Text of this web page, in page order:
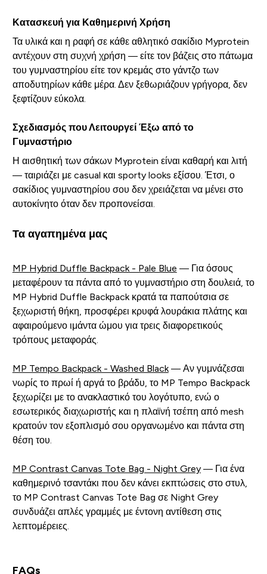
Κατασκευή για Καθημερινή Χρήση
Τα υλικά και η ραφή σε κάθε αθλητικό σακίδιο Myprotein
αντέχουν στη συχνή χρήση — είτε τον βάζεις στο πάτωμα
του γυμναστηρίου είτε τον κρεμάς στο γάντζο των
αποδυτηρίων κάθε μέρα. Δεν ξεθωριάζουν γρήγορα, δεν
ξεφτίζουν εύκολα.
Σχεδιασμός που Λειτουργεί Έξω από το
Γυμναστήριο
Η αισθητική των σάκων Myprotein είναι καθαρή και λιτή
— ταιριάζει με casual και sporty looks εξίσου. Έτσι, ο
σακίδιος γυμναστηρίου σου δεν χρειάζεται να μένει στο
αυτοκίνητο όταν δεν προπονείσαι.
Τα αγαπημένα μας
MP Hybrid Duffle Backpack - Pale Blue — Για όσους
μεταφέρουν τα πάντα από το γυμναστήριο στη δουλειά, το
MP Hybrid Duffle Backpack κρατά τα παπούτσια σε
ξεχωριστή θήκη, προσφέρει κρυφά λουράκια πλάτης και
αφαιρούμενο ιμάντα ώμου για τρεις διαφορετικούς
τρόπους μεταφοράς.
MP Tempo Backpack - Washed Black— Αν γυμνάζεσαι
νωρίς το πρωί ή αργά το βράδυ, το MP Tempo Backpack
ξεχωρίζει με το ανακλαστικό του λογότυπο, ενώ ο
εσωτερικός διαχωριστής και η πλαϊνή τσέπη από mesh
κρατούν τον εξοπλισμό σου οργανωμένο και πάντα στη
θέση του.
MP Contrast Canvas Tote Bag - Night Grey— Για ένα
καθημερινό τσαντάκι που δεν κάνει εκπτώσεις στο στυλ,
το MP Contrast Canvas Tote Bag σε Night Grey
συνδυάζει απλές γραμμές με έντονη αντίθεση στις
λεπτομέρειες.
FAQs